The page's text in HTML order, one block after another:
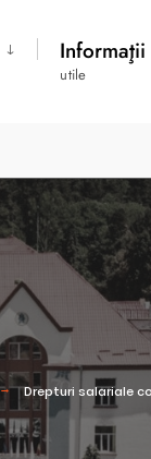
Informaţii
utile
Drepturi salariale